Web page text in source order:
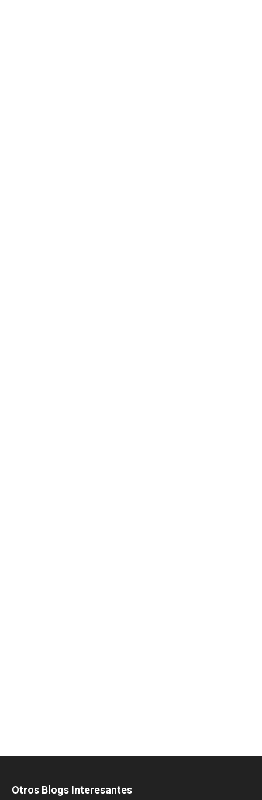
Otros Blogs Interesantes